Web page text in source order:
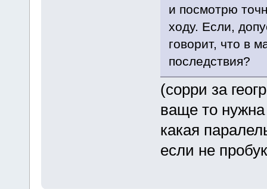
и посмотрю
ходу. Если,
говорит, что в
последствия?
(сорри за
ваще то
какая
если не